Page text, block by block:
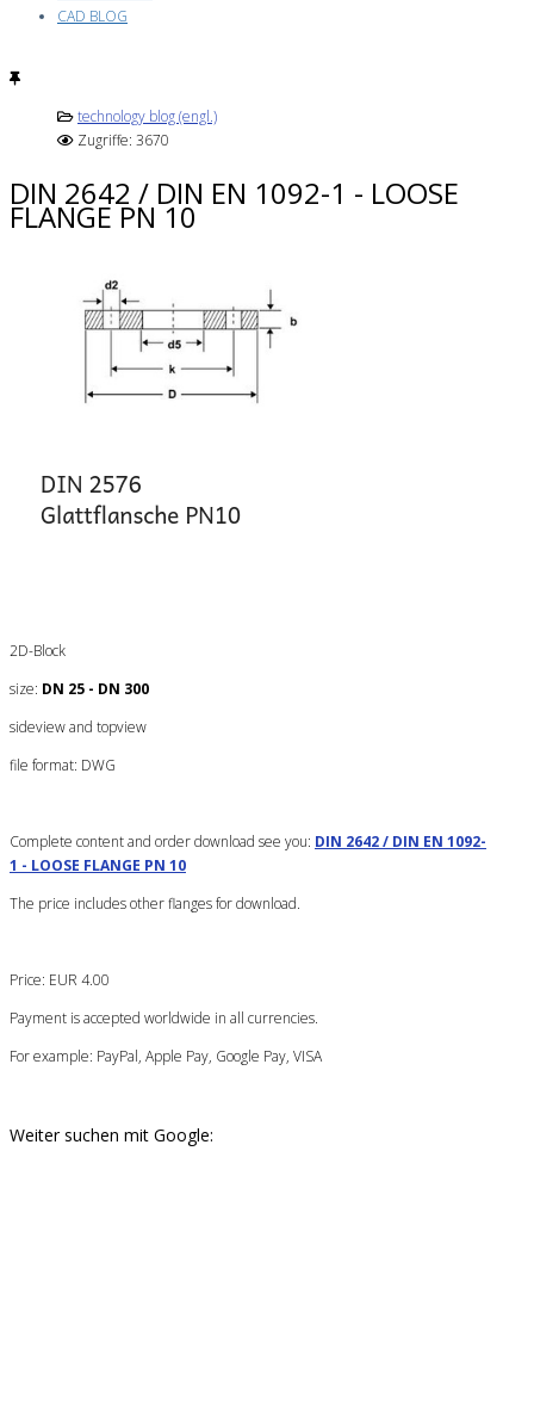
CAD BLOG
technology blog (engl.)
Zugriffe: 3670
DIN 2642 / DIN EN 1092-1 - LOOSE
FLANGE PN 10
2D-Block
size: DN 25 - DN 300
sideview and topview
file format: DWG
Complete content and order download see you: DIN 2642 / DIN EN 1092-
1 - LOOSE FLANGE PN 10
The price includes other flanges for download.
Price: EUR 4.00
Payment is accepted worldwide in all currencies.
For example: PayPal, Apple Pay, Google Pay, VISA
Weiter suchen mit Google: